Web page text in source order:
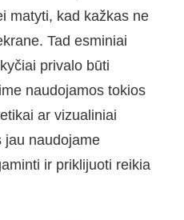
matyti, kad kažkas ne
Tad esminiai
privalo būti
naudojamos tokios
ar vizualiniai
jau naudojame
ir priklijuoti reikia